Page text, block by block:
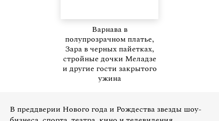
Варнава в
полупрозрачном платье,
Зара в черных пайетках,
стройные дочки Меладзе
и другие гости закрытого
ужина
В преддверии Нового года и Рождества звезды шоу-